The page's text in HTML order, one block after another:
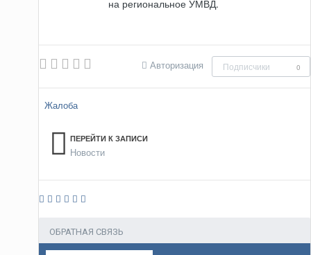
на региональное УМВД.
Авторизация Подписчики 0
Жалоба
ПЕРЕЙТИ К ЗАПИСИ
Новости
ОБРАТНАЯ СВЯЗЬ